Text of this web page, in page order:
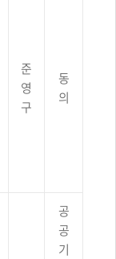
준
영
구
동
의
공
공
기